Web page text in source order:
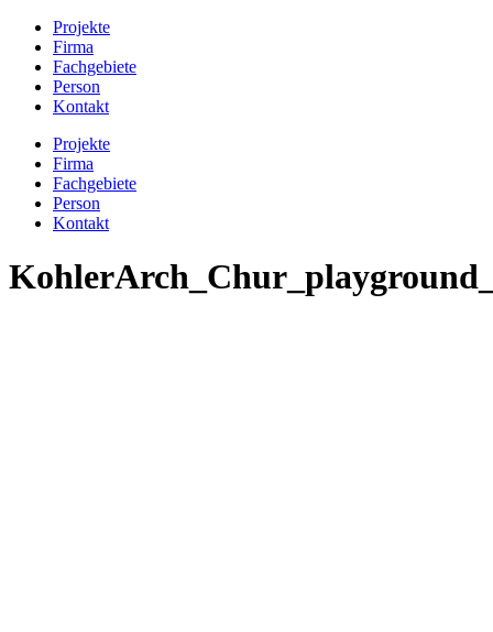
Projekte
Firma
Fachgebiete
Person
Kontakt
Projekte
Firma
Fachgebiete
Person
Kontakt